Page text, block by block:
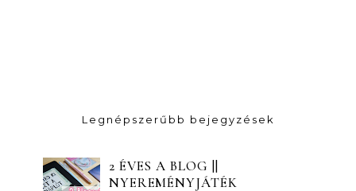
Legnépszerűbb bejegyzések
2 ÉVES A BLOG ||
NYEREMÉNYJÁTÉK